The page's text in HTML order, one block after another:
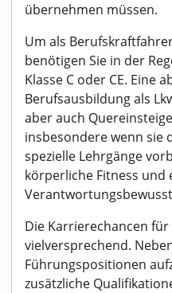
übernehmen müssen.
Um als
benötigen Sie in der
Klasse C oder CE. Eine
Berufsausbildung als
aber auch
insbesondere wenn sie
spezielle Lehrgänge
körperliche Fitness und
Die Karrierechancen
vielversprechend.
Führungspositionen
zusätzliche